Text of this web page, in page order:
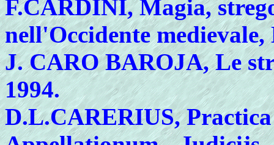
F.CARDINI, Magia,
nell'Occidente
J.CARO BAROJA, Le
1994.
D.L.CARERIUS,